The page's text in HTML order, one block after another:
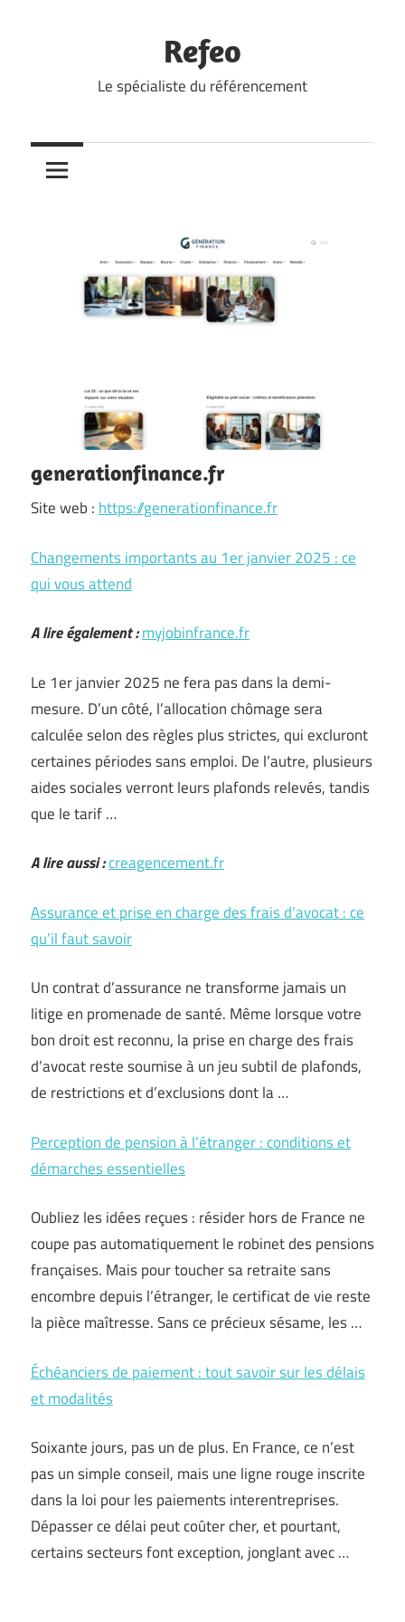
Refeo
Le spécialiste du référencement
generationfinance.fr
Site web : https://generationfinance.fr
Changements importants au 1er janvier 2025 : ce
qui vous attend
A lire également :myjobinfrance.fr
Le 1er janvier 2025 ne fera pas dans la demi-
mesure. D’un côté, l’allocation chômage sera
calculée selon des règles plus strictes, qui excluront
certaines périodes sans emploi. De l’autre, plusieurs
aides sociales verront leurs plafonds relevés, tandis
que le tarif …
A lire aussi :creagencement.fr
Assurance et prise en charge des frais d’avocat : ce
qu’il faut savoir
Un contrat d’assurance ne transforme jamais un
litige en promenade de santé. Même lorsque votre
bon droit est reconnu, la prise en charge des frais
d’avocat reste soumise à un jeu subtil de plafonds,
de restrictions et d’exclusions dont la …
Perception de pension à l’étranger : conditions et
démarches essentielles
Oubliez les idées reçues : résider hors de France ne
coupe pas automatiquement le robinet des pensions
françaises. Mais pour toucher sa retraite sans
encombre depuis l’étranger, le certificat de vie reste
la pièce maîtresse. Sans ce précieux sésame, les …
Échéanciers de paiement : tout savoir sur les délais
et modalités
Soixante jours, pas un de plus. En France, ce n’est
pas un simple conseil, mais une ligne rouge inscrite
dans la loi pour les paiements interentreprises.
Dépasser ce délai peut coûter cher, et pourtant,
certains secteurs font exception, jonglant avec …